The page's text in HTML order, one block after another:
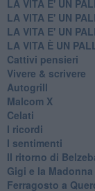
LA VITA E' UN
LA VITA E' UN
LA VITA E' UN
LA VITA È UN
Cattivi pensieri
Vivere & scrivere
Autogrill
Malcom X
Celati
I ricordi
I sentimenti
Il ritorno di
Gigi e la
Ferragosto a